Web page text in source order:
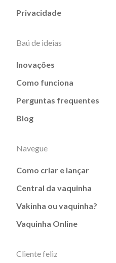
Privacidade
Baú de ideias
Inovações
Como funciona
Perguntas frequentes
Blog
Navegue
Como criar e lançar
Central da vaquinha
Vakinha ou vaquinha?
Vaquinha Online
Cliente feliz